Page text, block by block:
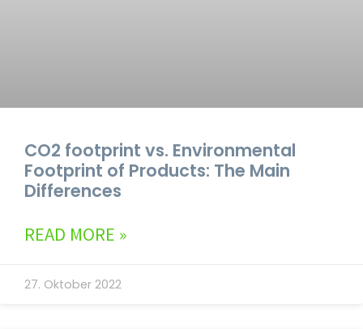
CO2 footprint vs. Environmental
Footprint of Products: The Main
Differences
READ MORE »
27. Oktober 2022